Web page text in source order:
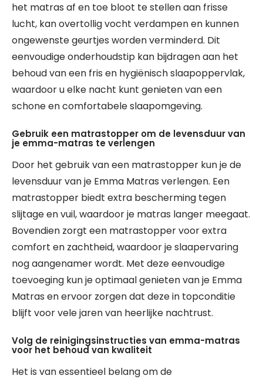
het matras af en toe bloot te stellen aan frisse
lucht, kan overtollig vocht verdampen en kunnen
ongewenste geurtjes worden verminderd. Dit
eenvoudige onderhoudstip kan bijdragen aan het
behoud van een fris en hygiënisch slaapoppervlak,
waardoor u elke nacht kunt genieten van een
schone en comfortabele slaapomgeving.
Gebruik een matrastopper om de levensduur van
je emma-matras te verlengen
Door het gebruik van een matrastopper kun je de
levensduur van je Emma Matras verlengen. Een
matrastopper biedt extra bescherming tegen
slijtage en vuil, waardoor je matras langer meegaat.
Bovendien zorgt een matrastopper voor extra
comfort en zachtheid, waardoor je slaapervaring
nog aangenamer wordt. Met deze eenvoudige
toevoeging kun je optimaal genieten van je Emma
Matras en ervoor zorgen dat deze in topconditie
blijft voor vele jaren van heerlijke nachtrust.
Volg de reinigingsinstructies van emma-matras
voor het behoud van kwaliteit
Het is van essentieel belang om de